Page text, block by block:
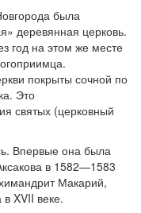
была
деревянная церковь.
год на этом же месте
покрыты сочной по
Это
святых (церковный
Впервые она была
в 1582—1583
Макарий,
XVII веке.